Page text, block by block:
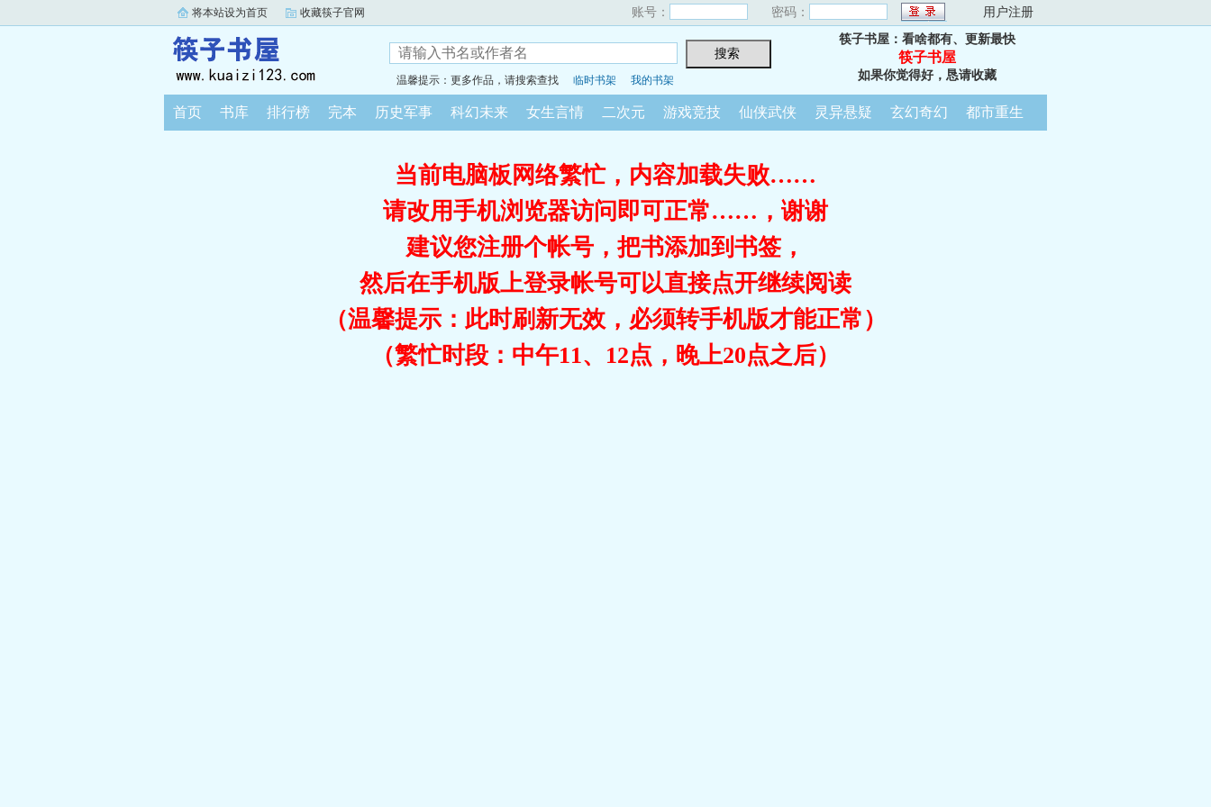
将本站设为首页 收藏筷子官网 账号： 密码： 用户注册
温馨提示：更多作品，请搜索查找 临时书架 我的书架
筷子书屋：看啥都有、更新最快
筷子书屋
如果你觉得好，恳请收藏
首页 书库 排行榜 完本 历史军事 科幻未来 女生言情 二次元 游戏竞技 仙侠武侠 灵异悬疑 玄幻奇幻 都市重生
当前电脑板网络繁忙，内容加载失败……
请改用手机浏览器访问即可正常……，谢谢
建议您注册个帐号，把书添加到书签，
然后在手机版上登录帐号可以直接点开继续阅读
（温馨提示：此时刷新无效，必须转手机版才能正常）
（繁忙时段：中午11、12点，晚上20点之后）